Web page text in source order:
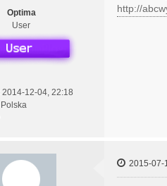
Optima
User
2014-12-04, 22:18
Polska
n
a
http://
2015-07-